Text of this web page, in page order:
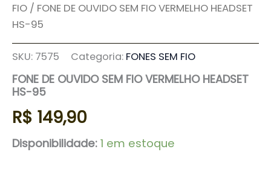
FIO / FONE DE OUVIDO SEM FIO VERMELHO HEADSET
HS-95
SKU: 7575 Categoria: FONES SEM FIO
FONE DE OUVIDO SEM FIO VERMELHO HEADSET
HS-95
R$ 149,90
Disponibilidade: 1 em estoque